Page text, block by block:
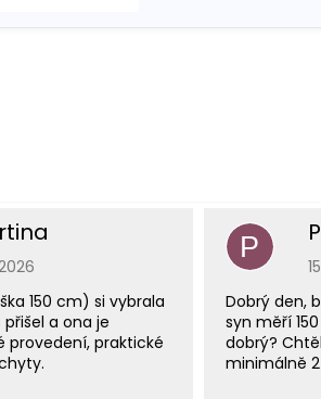
obchodu je 5 z 5 hvězdiček.
150 cm) si vybrala
a ona je
provedení, praktické
P
Dobrý den,
syn měří
dobrý?
minimálně 2